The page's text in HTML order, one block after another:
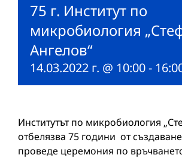
75 г. Институт по
микробиология
Ангелов“
14.03.2022 г. @ 10:00-
Институтът по микробиология
отбелязва 75 години от
проведе церемония по